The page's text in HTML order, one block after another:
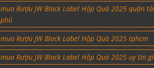
mua Rượu JW Black Label Hộp Quà 2025 quận
phú
mua Rượu JW Black Label Hộp Quà 2025 tphcm
mua Rượu JW Black Label Hộp Quà 2025 uy tín